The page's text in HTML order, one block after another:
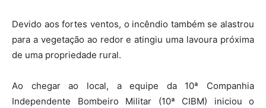
Devido aos fortes ventos, o incêndio também se alastrou
para a vegetação ao redor e atingiu uma lavoura próxima
de uma propriedade rural.
Ao chegar ao local, a equipe da 10ª Companhia
Independente Bombeiro Militar (10ª CIBM) iniciou o